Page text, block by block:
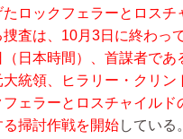
ロックフェラーとロスチ
査は、10月3日に終わっ
日本時間）、首謀者であ
大統領、ヒラリー・クリン
フェラーとロスチャイルド
る掃討作戦を開始している